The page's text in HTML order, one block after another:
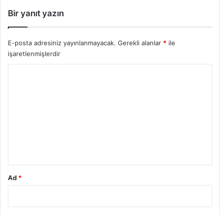
Bir yanıt yazın
E-posta adresiniz yayınlanmayacak. Gerekli alanlar * ile
işaretlenmişlerdir
Ad *